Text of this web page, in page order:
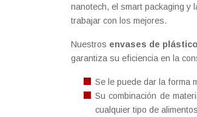
nanotech, el smart packaging y
trabajar con los mejores.
Nuestros envases de
garantiza su eficiencia en la
Se le puede dar la forma
Su combinación de
cualquier tipo de